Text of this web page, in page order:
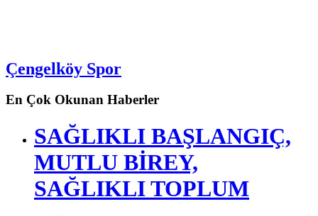
Çengelköy Spor
En Çok Okunan Haberler
SAĞLIKLI BAŞLANGIÇ,
MUTLU BİREY,
SAĞLIKLI TOPLUM